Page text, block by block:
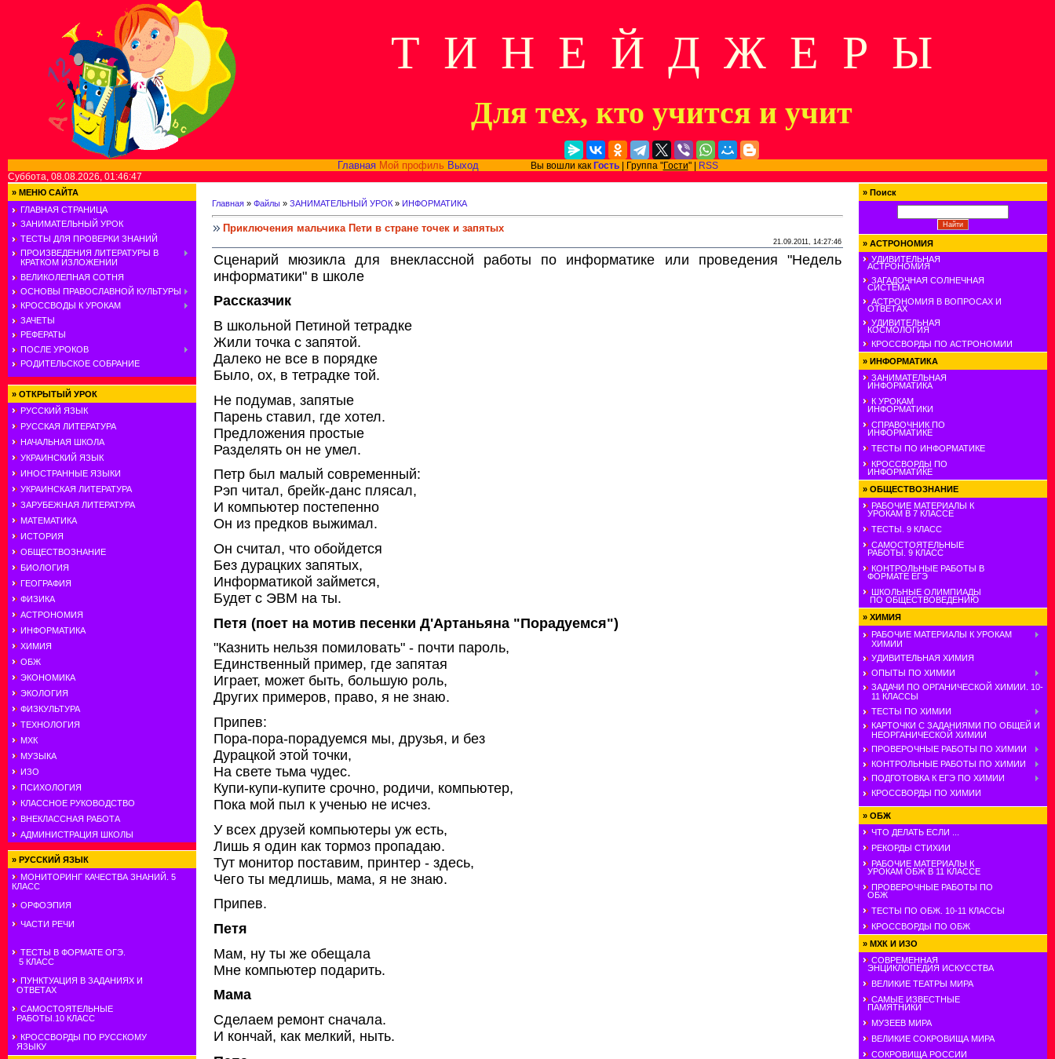
Т И Н Е Й Д Ж Е Р Ы
Для тех, кто учится и учит
Главная Мой профиль ВыходВы вошли как Гость| Группа "Гости" |
RSS
Суббота, 08.08.2026, 01:46:47
» МЕНЮ САЙТА
ГЛАВНАЯ СТРАНИЦА
ЗАНИМАТЕЛЬНЫЙ УРОК
ТЕСТЫ ДЛЯ ПРОВЕРКИ ЗНАНИЙ
ПРОИЗВЕДЕНИЯ ЛИТЕРАТУРЫ В
КРАТКОМ ИЗЛОЖЕНИИ
ВЕЛИКОЛЕПНАЯ СОТНЯ
ОСНОВЫ ПРАВОСЛАВНОЙ КУЛЬТУРЫ
КРОССВОДЫ К УРОКАМ
ЗАЧЕТЫ
РЕФЕРАТЫ
ПОСЛЕ УРОКОВ
РОДИТЕЛЬСКОЕ СОБРАНИЕ
» ОТКРЫТЫЙ УРОК
РУССКИЙ ЯЗЫК
РУССКАЯ ЛИТЕРАТУРА
НАЧАЛЬНАЯ ШКОЛА
УКРАИНСКИЙ ЯЗЫК
ИНОСТРАННЫЕ ЯЗЫКИ
УКРАИНСКАЯ ЛИТЕРАТУРА
ЗАРУБЕЖНАЯ ЛИТЕРАТУРА
МАТЕМАТИКА
ИСТОРИЯ
ОБЩЕСТВОЗНАНИЕ
БИОЛОГИЯ
ГЕОГРАФИЯ
ФИЗИКА
АСТРОНОМИЯ
ИНФОРМАТИКА
ХИМИЯ
ОБЖ
ЭКОНОМИКА
ЭКОЛОГИЯ
ФИЗКУЛЬТУРА
ТЕХНОЛОГИЯ
МХК
МУЗЫКА
ИЗО
ПСИХОЛОГИЯ
КЛАССНОЕ РУКОВОДСТВО
ВНЕКЛАССНАЯ РАБОТА
АДМИНИСТРАЦИЯ ШКОЛЫ
» РУССКИЙ ЯЗЫК
МОНИТОРИНГ КАЧЕСТВА ЗНАНИЙ. 5
КЛАСС
ОРФОЭПИЯ
ЧАСТИ РЕЧИ
ТЕСТЫ В ФОРМАТЕ ОГЭ.
5 КЛАСС
ПУНКТУАЦИЯ В ЗАДАНИЯХ И
ОТВЕТАХ
САМОСТОЯТЕЛЬНЫЕ
РАБОТЫ.10 КЛАСС
КРОССВОРДЫ ПО РУССКОМУ
ЯЗЫКУ
Главная » Файлы » ЗАНИМАТЕЛЬНЫЙ УРОК » ИНФОРМАТИКА
Приключения мальчика Пети в стране точек и запятых
21.09.2011, 14:27:46
Сценарий мюзикла для внеклассной работы по информатике или проведения "Недель
информатики" в школе
Рассказчик
В школьной Петиной тетрадке
Жили точка с запятой.
Далеко не все в порядке
Было, ох, в тетрадке той.
Не подумав, запятые
Парень ставил, где хотел.
Предложения простые
Разделять он не умел.
Петр был малый современный:
Рэп читал, брейк-данс плясал,
И компьютер постепенно
Он из предков выжимал.
Он считал, что обойдется
Без дурацких запятых,
Информатикой займется,
Будет с ЭВМ на ты.
Петя (поет на мотив песенки Д'Артаньяна "Порадуемся")
"Казнить нельзя помиловать" - почти пароль,
Единственный пример, где запятая
Играет, может быть, большую роль,
Других примеров, право, я не знаю.
Припев:
Пора-пора-порадуемся мы, друзья, и без
Дурацкой этой точки,
На свете тьма чудес.
Купи-купи-купите срочно, родичи, компьютер,
Пока мой пыл к ученью не исчез.
У всех друзей компьютеры уж есть,
Лишь я один как тормоз пропадаю.
Тут монитор поставим, принтер - здесь,
Чего ты медлишь, мама, я не знаю.
Припев.
Петя
Мам, ну ты же обещала
Мне компьютер подарить.
Мама
Сделаем ремонт сначала.
И кончай, как мелкий, ныть.
» Поиск
» АСТРОНОМИЯ
УДИВИТЕЛЬНАЯ
АСТРОНОМИЯ
ЗАГАДОЧНАЯ СОЛНЕЧНАЯ
СИСТЕМА
АСТРОНОМИЯ В ВОПРОСАХ И
ОТВЕТАХ
УДИВИТЕЛЬНАЯ
КОСМОЛОГИЯ
КРОССВОРДЫ ПО АСТРОНОМИИ
» ИНФОРМАТИКА
ЗАНИМАТЕЛЬНАЯ
ИНФОРМАТИКА
К УРОКАМ
ИНФОРМАТИКИ
СПРАВОЧНИК ПО
ИНФОРМАТИКЕ
ТЕСТЫ ПО ИНФОРМАТИКЕ
КРОССВОРДЫ ПО
ИНФОРМАТИКЕ
» ОБЩЕСТВОЗНАНИЕ
РАБОЧИЕ МАТЕРИАЛЫ К
УРОКАМ В 7 КЛАССЕ
ТЕСТЫ. 9 КЛАСС
САМОСТОЯТЕЛЬНЫЕ
РАБОТЫ. 9 КЛАСС
КОНТРОЛЬНЫЕ РАБОТЫ В
ФОРМАТЕ ЕГЭ
ШКОЛЬНЫЕ ОЛИМПИАДЫ
ПО ОБЩЕСТВОВЕДЕНИЮ
» ХИМИЯ
РАБОЧИЕ МАТЕРИАЛЫ К УРОКАМ
ХИМИИ
УДИВИТЕЛЬНАЯ ХИМИЯ
ОПЫТЫ ПО ХИМИИ
ЗАДАЧИ ПО ОРГАНИЧЕСКОЙ ХИМИИ. 10-
11 КЛАССЫ
ТЕСТЫ ПО ХИМИИ
КАРТОЧКИ С ЗАДАНИЯМИ ПО ОБЩЕЙ И
НЕОРГАНИЧЕСКОЙ ХИМИИ
ПРОВЕРОЧНЫЕ РАБОТЫ ПО ХИМИИ
КОНТРОЛЬНЫЕ РАБОТЫ ПО ХИМИИ
ПОДГОТОВКА К ЕГЭ ПО ХИМИИ
КРОССВОРДЫ ПО ХИМИИ
» ОБЖ
ЧТО ДЕЛАТЬ ЕСЛИ ...
РЕКОРДЫ СТИХИИ
РАБОЧИЕ МАТЕРИАЛЫ К
УРОКАМ ОБЖ В 11 КЛАССЕ
ПРОВЕРОЧНЫЕ РАБОТЫ ПО
ОБЖ
ТЕСТЫ ПО ОБЖ. 10-11 КЛАССЫ
КРОССВОРДЫ ПО ОБЖ
» МХК И ИЗО
СОВРЕМЕННАЯ
ЭНЦИКЛОПЕДИЯ ИСКУССТВА
ВЕЛИКИЕ ТЕАТРЫ МИРА
САМЫЕ ИЗВЕСТНЫЕ
ПАМЯТНИКИ
МУЗЕЕВ МИРА
ВЕЛИКИЕ СОКРОВИЩА МИРА
СОКРОВИЩА РОССИИ